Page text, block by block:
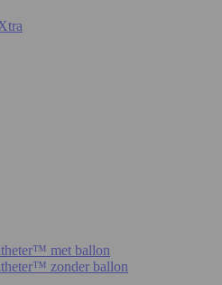
met ballon
zonder ballon